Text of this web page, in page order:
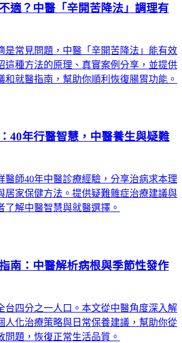
適？中醫「辛開苦降法」調理有
是常見問題，中醫「辛開苦降法」能有效
這種方法的原理、真實案例分享，並提供
和就醫指南，幫助你順利恢復腸胃功能。
40年行醫智慧，中醫養生與疑難
醫師40年中醫診療經驗，分享治病求本理
居家保健方法。提供疑難雜症治療建議與
了解中醫智慧與就醫選擇。
南：中醫解析病根與季節性發作
台四分之一人口。本文從中醫角度深入解
人化治療策略與日常保養建議，幫助你從
問題，恢復正常生活品質。